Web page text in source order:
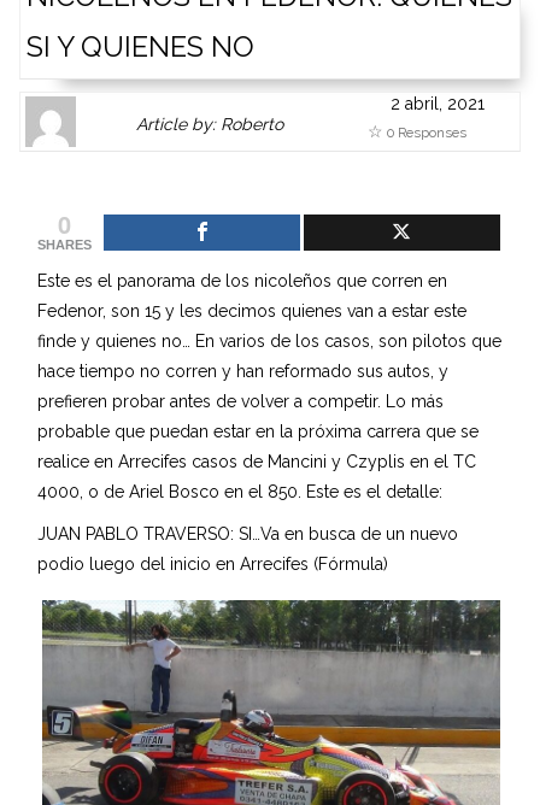
SI Y QUIENES NO
Author
Gravatar
link
Author
page.
Article by: Roberto
or
other
works.
admin
2 abril, 2021
0 Responses
0
SHARES
Este es el panorama de los nicoleños que corren en
Fedenor, son 15 y les decimos quienes van a estar este
finde y quienes no… En varios de los casos, son pilotos que
hace tiempo no corren y han reformado sus autos, y
prefieren probar antes de volver a competir. Lo más
probable que puedan estar en la próxima carrera que se
realice en Arrecifes casos de Mancini y Czyplis en el TC
4000, o de Ariel Bosco en el 850. Este es el detalle:
JUAN PABLO TRAVERSO: SI…Va en busca de un nuevo
podio luego del inicio en Arrecifes (Fórmula)